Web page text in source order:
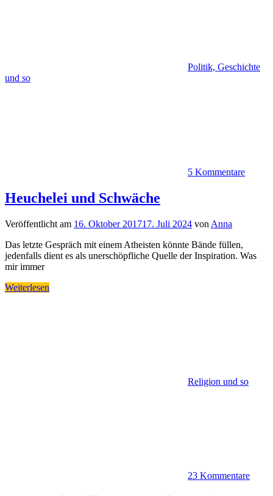
Politik, Geschichte
und so
5 Kommentare
Heuchelei und Schwäche
Veröffentlicht am 16. Oktober 201717. Juli 2024 von Anna
Das letzte Gespräch mit einem Atheisten könnte Bände füllen,
jedenfalls dient es als unerschöpfliche Quelle der Inspiration. Was
mir immer
Weiterlesen
Religion und so
23 Kommentare